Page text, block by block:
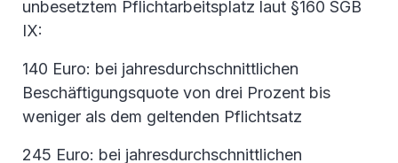
unbesetztem Pflichtarbeitsplatz laut §160 SGB
IX:
140 Euro: bei jahresdurchschnittlichen
Beschäftigungsquote von drei Prozent bis
weniger als dem geltenden Pflichtsatz
245 Euro: bei jahresdurchschnittlichen